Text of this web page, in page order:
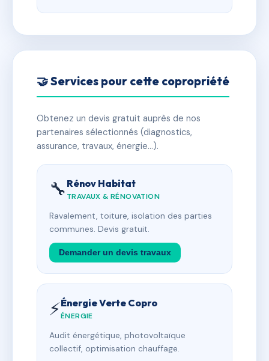
🤝 Services pour cette copropriété
Obtenez un devis gratuit auprès de nos
partenaires sélectionnés (diagnostics,
assurance, travaux, énergie…).
🔧 Rénov Habitat
TRAVAUX & RÉNOVATION
Ravalement, toiture, isolation des parties
communes. Devis gratuit.
Demander un devis travaux
⚡Énergie Verte Copro
ÉNERGIE
Audit énergétique, photovoltaïque
collectif, optimisation chauffage.